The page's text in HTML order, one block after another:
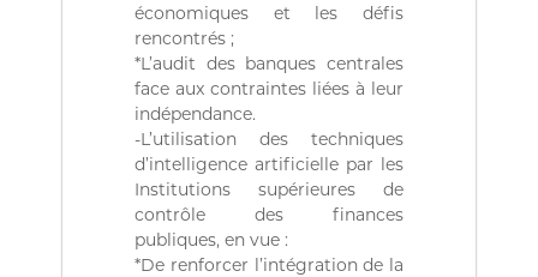
q
u
e
e
t
o
p
u
a
i
économiques et les défis
rencontrés ;
*L’audit des banques centrales
face aux contraintes liées à leur
indépendance.
-L’utilisation des techniques
d’intelligence artificielle par les
Institutions supérieures de
contrôle des finances
publiques, en vue :
*De renforcer l’intégration de la